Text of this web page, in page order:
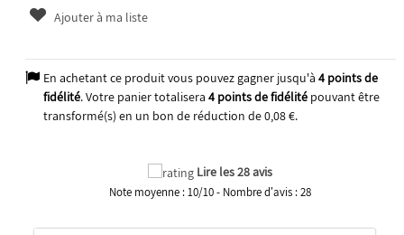
Ajouter à ma liste
En achetant ce produit vous pouvez gagner jusqu'à 4points de
fidélité. Votre panier totalisera 4points de fidélitépouvant être
transformé(s) en un bon de réduction de0,08 €.
Lire les 28 avis
Note moyenne :10/10- Nombre d'avis :28